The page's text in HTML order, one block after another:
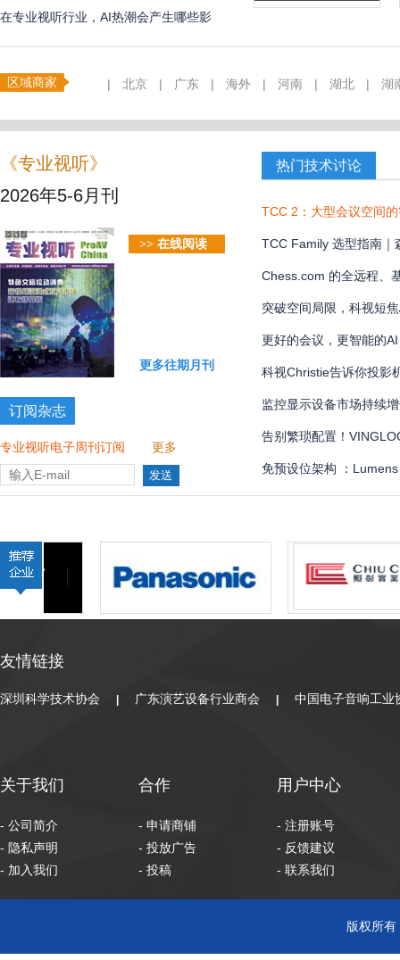
在专业视听行业，AI热潮会产生哪些影
响？
区域商家 | 北京 | 广东 | 海外 | 河南 | 湖北 | 湖
《专业视听》
2026年5-6月刊
>> 在线阅读
更多往期月刊
订阅杂志
专业视听电子周刊订阅 更多
热门技术讨论
TCC 2：大型会议空间
TCC Family 选型指南｜
款？
Chess.com 的全远程、
国际象棋比赛多达 300
突破空间局限，科视短
更好的会议，更智能的AI
科视Christie告诉你投影
监控显示设备市场持续
告别繁琐配置！
管理界面全解
免预设位架构 ：
全自动化
友情链接
深圳科学技术协会 广东演艺设备行业商会 中国电子音响工业
关于我们
- 公司简介
- 隐私声明
- 加入我们
合作
- 申请商铺
- 投放广告
- 投稿
用户中心
- 注册账号
- 反馈建议
- 联系我们
版权所